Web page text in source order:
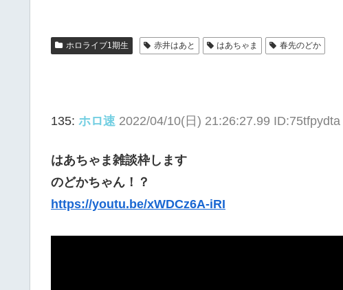
ホロライブ1期生 赤井はあと はあちゃま 春先のどか
135: ホロ速 2022/04/10(日) 21:26:27.99 ID:75tfpydta
はあちゃま雑談枠します
のどかちゃん！？
https://youtu.be/xWDCz6A-iRI